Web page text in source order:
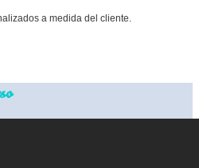
a medida del cliente.